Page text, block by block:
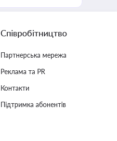
Співробітництво
Партнерська мережа
Реклама та PR
Контакти
Підтримка абонентів